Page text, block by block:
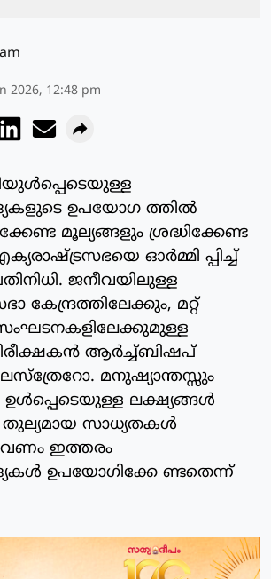
2026, 12:48 pm
ഉപയോഗ ത്തില്‍
മൂല്യങ്ങളും ശ്രദ്ധിക്കേണ്ട
ഓര്‍മ്മി പ്പിച്ച്
ജനീവയിലുള്ള
കേന്ദ്രത്തിലേക്കും, മറ്റ്
ആര്‍ച്ച്ബിഷപ്
മനുഷ്യാന്തസ്സും
ലക്ഷ്യങ്ങള്‍
തുല്യമായ സാധ്യതകള്‍
ഇത്തരം
ഉപയോഗിക്കേ ണ്ടതെന്ന്